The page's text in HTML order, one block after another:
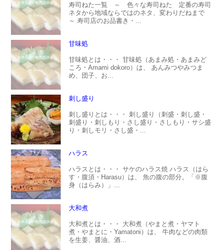
寿司ねた一覧 ～ 色々な寿司ねた 定番の寿司
ネタから地域ならではのネタ、変わりだねまで
～ 寿司店のお品書き・...
甘味処
甘味処とは・・・ 甘味処（あまみ処・あまみど
ころ・Amami dokoro）は、 あんみつやみつま
め、団子、お...
刺し盛り
刺し盛りとは・・・ 刺し盛り（刺盛・刺し盛・
刺盛り・刺しもり・さし盛り・さしもり・サシ盛
り・刺しモリ・さし盛・...
ハラス
ハラスとは・・・ サケのハラス焼 ハラス（はら
す・腹須・Harasu）は、 魚の腹の部分。「※腹
身（はらみ）」...
大和煮
大和煮とは・・・ 大和煮（やまと煮・ヤマト
煮・やまとに・Yamatoni）は、 牛肉などの肉類
を生姜、醤油、酒...